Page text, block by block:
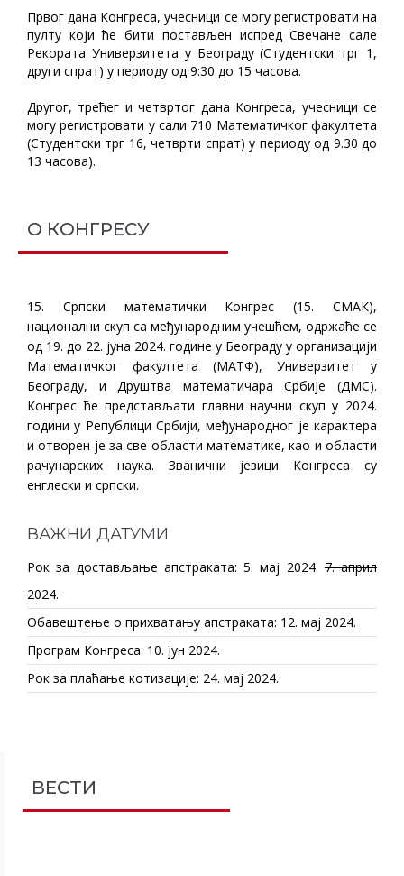
Првог дана Конгреса, учесници се могу регистровати на
пулту који ће бити постављен испред Свечане сале
Рекората Универзитета у Београду (Студентски трг 1,
други спрат) у периоду од 9:30 до 15 часова.
Другог, трећег и четвртог дана Конгреса, учесници се
могу регистровати у сали 710 Математичког факултета
(Студентски трг 16, четврти спрат) у периоду од 9.30 до
13 часова).
О КОНГРЕСУ
15. Српски математички Конгрес (15. СМАК),
национални скуп са међународним учешћем, одржаће се
од 19. до 22. јуна 2024. године у Београду у организацији
Математичког факултета (МАТФ), Универзитет у
Београду, и Друштва математичара Србије (ДМС).
Конгрес ће представљати главни научни скуп у 2024.
години у Републици Србији, међународног је карактера
и отворен је за све области математике, као и области
рачунарских наука. Званични језици Конгреса су
енглески и српски.
ВАЖНИ ДАТУМИ
Рок за достављање апстраката: 5. мај 2024.7. април
2024.
Обавештење о прихватању апстраката: 12. мај 2024.
Програм Конгреса: 10. јун 2024.
Рок за плаћање котизације: 24. мај 2024.
ВЕСТИ